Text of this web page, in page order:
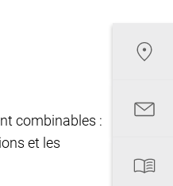
combinables :
et les